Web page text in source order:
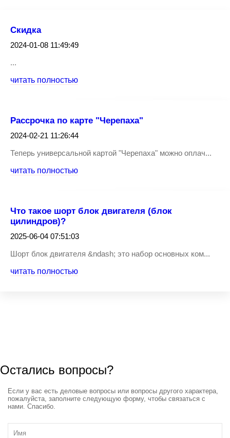
Скидка
2024-01-08 11:49:49
...
читать полностью
Рассрочка по карте "Черепаха"
2024-02-21 11:26:44
Теперь универсальной картой "Черепаха" можно оплач...
читать полностью
Что такое шорт блок двигателя (блок
цилиндров)?
2025-06-04 07:51:03
Шорт блок двигателя &ndash; это набор основных ком...
читать полностью
Остались вопросы?
Если у вас есть деловые вопросы или вопросы другого характера,
пожалуйста, заполните следующую форму, чтобы связаться с
нами. Спасибо.